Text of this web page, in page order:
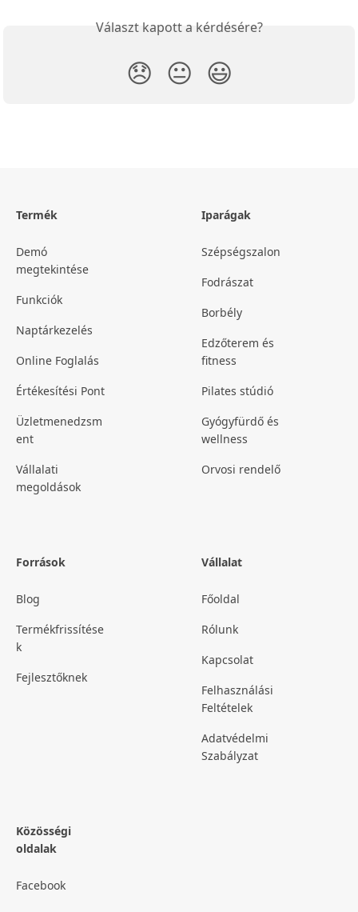
Választ kapott a kérdésére?
😞 😐 😃
Termék
Demó
megtekintése
Funkciók
Naptárkezelés
Online Foglalás
Értékesítési Pont
Üzletmenedzsm
ent
Vállalati
megoldások
Iparágak
Szépségszalon
Fodrászat
Borbély
Edzőterem és
fitness
Pilates stúdió
Gyógyfürdő és
wellness
Orvosi rendelő
Források
Blog
Termékfrissítése
k
Fejlesztőknek
Vállalat
Főoldal
Rólunk
Kapcsolat
Felhasználási
Feltételek
Adatvédelmi
Szabályzat
Közösségi
oldalak
Facebook